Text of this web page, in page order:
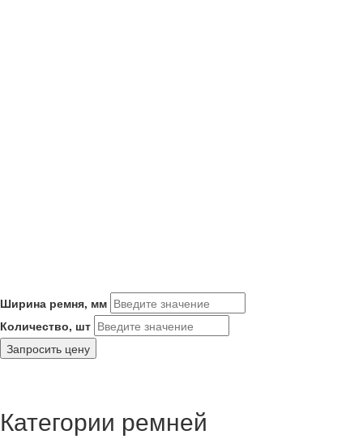
Ширина ремня, мм
Количество, шт
Запросить цену
Категории ремней